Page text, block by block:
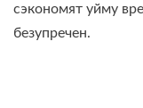
сэкономят уйму
безупречен.